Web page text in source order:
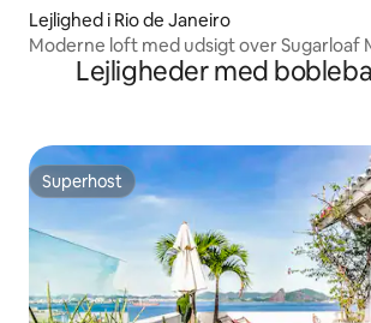
Lejlighed i Rio de Janeiro
Moderne loft med udsigt over Sugarloaf
Lejligheder med
Superhost
Superhost